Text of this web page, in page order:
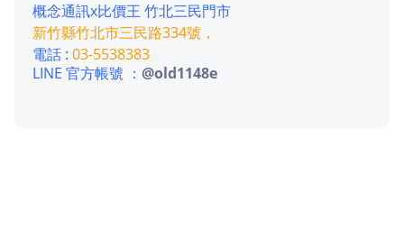
概念通訊x比價王 竹北三民門市
新竹縣竹北市三民路334號，
電話 : 03-5538383
LINE 官方帳號 ： @old1148e